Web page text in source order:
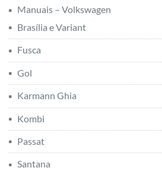
Manuais – Volkswagen
Brasília e Variant
Fusca
Gol
Karmann Ghia
Kombi
Passat
Santana